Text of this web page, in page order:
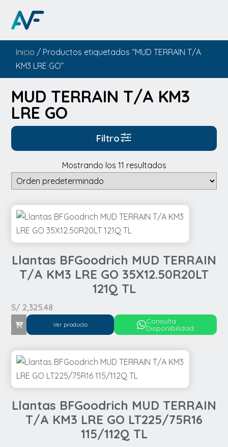
Inicio / Productos etiquetados “MUD TERRAIN T/A
KM3 LRE GO”
MUD TERRAIN T/A KM3
LRE GO
Mostrando los 11 resultados
Llantas BFGoodrich MUD TERRAIN
T/A KM3 LRE GO 35X12.50R20LT
121Q TL
S/ 2,325.48
Ver producto Consulta
Disponibilidad
Llantas BFGoodrich MUD TERRAIN
T/A KM3 LRE GO LT225/75R16
115/112Q TL
Filtro